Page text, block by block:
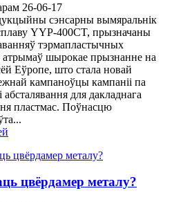
26-06-17
сэнсарны вымяральнік
YYP-400CT, прызначаны
тэрмапластычных
атрымаў шырокае прызнанне на
Еўропе, што стала новай
кампаноўцы кампаніі па
абсталявання для дакладнага
пластмас. Поўнасцю
цвёрдамер металу?